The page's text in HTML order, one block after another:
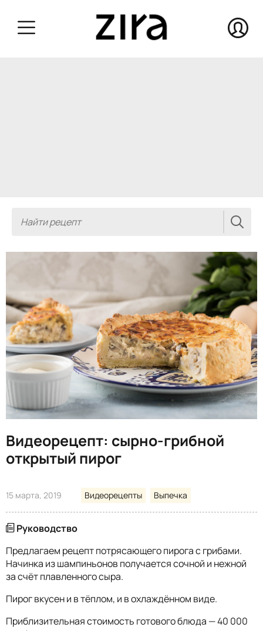
Видеорецепт: сырно-грибной
открытый пирог
15 марта, 2019 Видеорецепты Выпечка
Руководство
Предлагаем рецепт потрясающего пирога с грибами.
Начинка из шампиньонов получается сочной и нежной
за счёт плавленного сыра.
Пирог вкусен и в тёплом, и в охлаждённом виде.
Приблизительная стоимость готового блюда — 40 000